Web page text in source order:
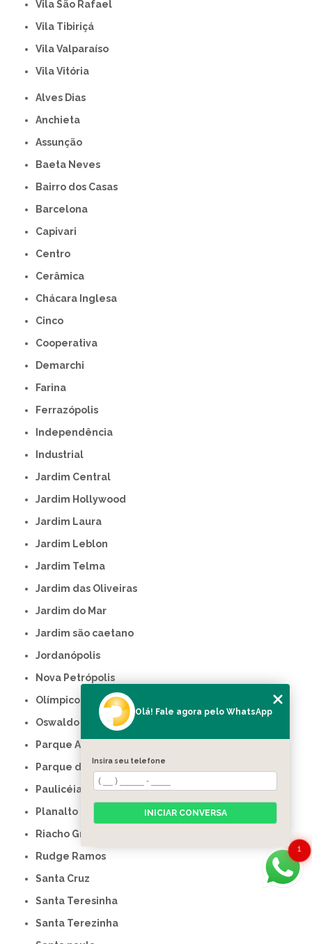
Vila São Rafael
Vila Tibiriçá
Vila Valparaíso
Vila Vitória
Alves Dias
Anchieta
Assunção
Baeta Neves
Bairro dos Casas
Barcelona
Capivari
Centro
Cerâmica
Chácara Inglesa
Cinco
Cooperativa
Demarchi
Farina
Ferrazópolis
Independência
Industrial
Jardim Central
Jardim Hollywood
Jardim Laura
Jardim Leblon
Jardim Telma
Jardim das Oliveiras
Jardim do Mar
Jardim são caetano
Jordanópolis
Nova Petrópolis
Olímpico
Oswaldo cruz
Parque Anchieta
Parque dos Pássaros
Paulicéia
Planalto
Riacho Grande
Rudge Ramos
Santa Cruz
Santa Teresinha
Santa Terezinha
1
Olá! Fale agora pelo WhatsApp
Insira seu telefone
INICIAR CONVERSA